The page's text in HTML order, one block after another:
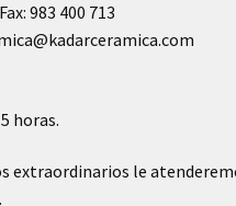
983 400 713
horas.
extraordinarios le